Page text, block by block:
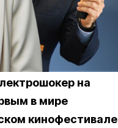
на
в мире
кинофестивале